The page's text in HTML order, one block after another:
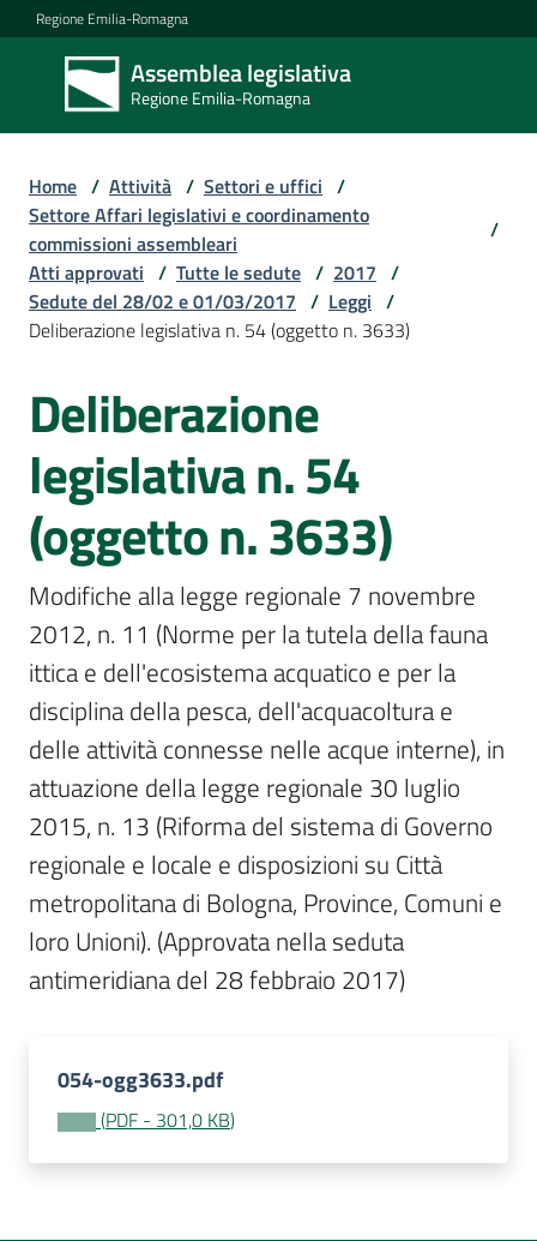
Vai al contenuto
Vai alla navigazione
Vai al footer
Regione Emilia-Romagna
Assemblea legislativa
Regione Emilia-Romagna
Assemblea
legislativa
Regione Emilia-
Assemblea
Per
media
Per
cittadini
Home / Attività / Settori e uffici /
Settore Affari legislativi e coordinamento
commissioni assembleari
/
Atti approvati / Tutte le sedute / 2017 /
Sedute del 28/02 e 01/03/2017 / Leggi /
Deliberazione legislativa n. 54 (oggetto n. 3633)
Deliberazione
legislativa n. 54
(oggetto n. 3633)
Modifiche alla legge regionale 7 novembre
2012, n. 11 (Norme per la tutela della fauna
ittica e dell'ecosistema acquatico e per la
disciplina della pesca, dell'acquacoltura e
delle attività connesse nelle acque interne), in
attuazione della legge regionale 30 luglio
2015, n. 13 (Riforma del sistema di Governo
regionale e locale e disposizioni su Città
metropolitana di Bologna, Province, Comuni e
loro Unioni). (Approvata nella seduta
antimeridiana del 28 febbraio 2017)
054-ogg3633.pdf
(PDF - 301,0 KB)